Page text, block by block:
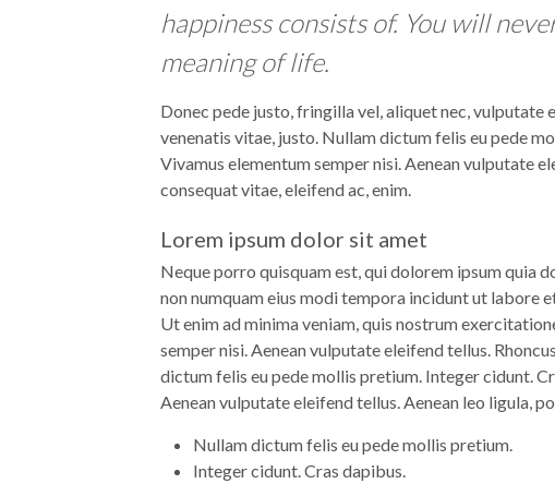
happiness consists of. You will
meaning of life.
Donec pede justo, fringilla vel, aliquet nec, vulputate
venenatis vitae, justo. Nullam dictum felis eu pede
Vivamus elementum semper nisi. Aenean vulputate
consequat vitae, eleifend ac, enim.
Lorem ipsum dolor sit amet
Neque porro quisquam est, qui dolorem ipsum quia
non numquam eius modi tempora incidunt ut labore
Ut enim ad minima veniam, quis nostrum
semper nisi. Aenean vulputate eleifend tellus.
dictum felis eu pede mollis pretium. Integer cidunt.
Aenean vulputate eleifend tellus. Aenean leo ligula,
Nullam dictum felis eu pede mollis pretium.
Integer cidunt. Cras dapibus.